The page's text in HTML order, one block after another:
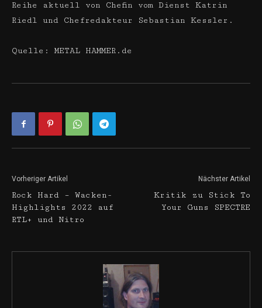
Reihe aktuell von Chefin vom Dienst Katrin
Riedl und Chefredakteur Sebastian Kessler.
Quelle: METAL HAMMER.de
Vorheriger Artikel
Rock Hard – Wacken-
Highlights 2022 auf
RTL+ und Nitro
Nächster Artikel
Kritik zu Stick To
Your Guns SPECTRE